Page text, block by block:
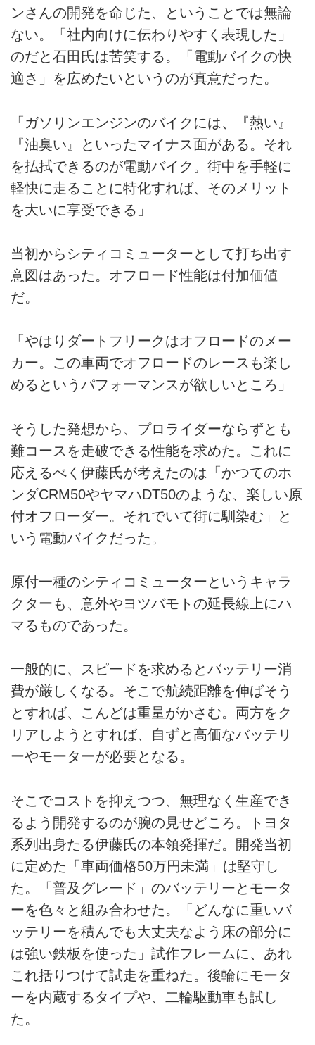
ンさんの開発を命じた、ということでは無論
ない。「社内向けに伝わりやすく表現した」
のだと石田氏は苦笑する。「電動バイクの快
適さ」を広めたいというのが真意だった。
「ガソリンエンジンのバイクには、『熱い』
『油臭い』といったマイナス面がある。それ
を払拭できるのが電動バイク。街中を手軽に
軽快に走ることに特化すれば、そのメリット
を大いに享受できる」
当初からシティコミューターとして打ち出す
意図はあった。オフロード性能は付加価値
だ。
「やはりダートフリークはオフロードのメー
カー。この車両でオフロードのレースも楽し
めるというパフォーマンスが欲しいところ」
そうした発想から、プロライダーならずとも
難コースを走破できる性能を求めた。これに
応えるべく伊藤氏が考えたのは「かつてのホ
ンダCRM50やヤマハDT50のような、楽しい原
付オフローダー。それでいて街に馴染む」と
いう電動バイクだった。
原付一種のシティコミューターというキャラ
クターも、意外やヨツバモトの延長線上にハ
マるものであった。
一般的に、スピードを求めるとバッテリー消
費が厳しくなる。そこで航続距離を伸ばそう
とすれば、こんどは重量がかさむ。両方をク
リアしようとすれば、自ずと高価なバッテリ
ーやモーターが必要となる。
そこでコストを抑えつつ、無理なく生産でき
るよう開発するのが腕の見せどころ。トヨタ
系列出身たる伊藤氏の本領発揮だ。開発当初
に定めた「車両価格50万円未満」は堅守し
た。「普及グレード」のバッテリーとモータ
ーを色々と組み合わせた。「どんなに重いバ
ッテリーを積んでも大丈夫なよう床の部分に
は強い鉄板を使った」試作フレームに、あれ
これ括りつけて試走を重ねた。後輪にモータ
ーを内蔵するタイプや、二輪駆動車も試し
た。